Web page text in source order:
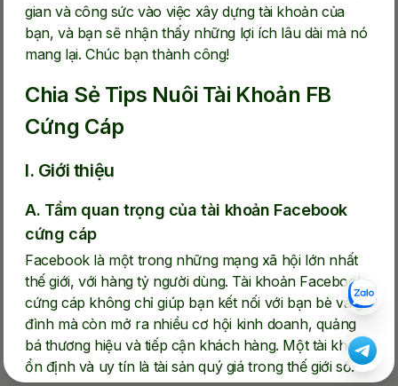
gian và công sức vào việc xây dựng tài khoản của
bạn, và bạn sẽ nhận thấy những lợi ích lâu dài mà nó
mang lại. Chúc bạn thành công!
Chia Sẻ Tips Nuôi Tài Khoản FB
Cứng Cáp
I. Giới thiệu
A. Tầm quan trọng của tài khoản Facebook
cứng cáp
Facebook là một trong những mạng xã hội lớn nhất
thế giới, với hàng tỷ người dùng. Tài khoản Facebook
cứng cáp không chỉ giúp bạn kết nối với bạn bè và gia
đình mà còn mở ra nhiều cơ hội kinh doanh, quảng
bá thương hiệu và tiếp cận khách hàng. Một tài khoản
ổn định và uy tín là tài sản quý giá trong thế giới số.